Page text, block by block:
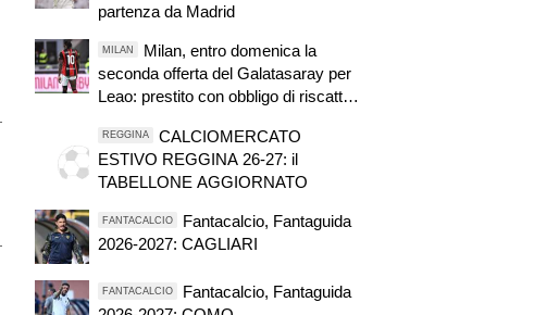
partenza da Madrid
MILAN
Milan, entro domenica la
seconda offerta del Galatasaray per
Leao: prestito con obbligo di riscatto
REGGINA
CALCIOMERCATO
ESTIVO REGGINA 26-27: il
TABELLONE AGGIORNATO
FANTACALCIO
Fantacalcio, Fantaguida
2026-2027: CAGLIARI
FANTACALCIO
Fantacalcio, Fantaguida